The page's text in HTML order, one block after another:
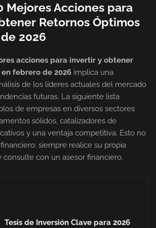
Mejores Acciones para
Retornos Óptimos
2026
acciones para invertir y obtener
febrero de 2026 implica una
de los líderes actuales del mercado
futuras. La siguiente lista
de empresas en diversos sectores
sólidos, catalizadores de
y una ventaja competitiva. Esto no
siempre realice su propia
consulte con un asesor financiero.
Tesis de Inversión Clave para 2026